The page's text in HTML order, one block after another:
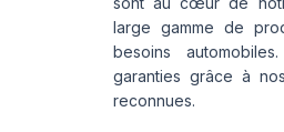
large gamme de
besoins
garanties grâce à
reconnues.